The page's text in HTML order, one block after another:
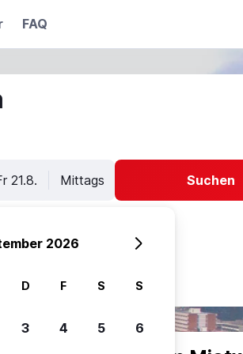
FAQ
21.8. Mittags Suchen
2026
D F S S
3 4 5 6